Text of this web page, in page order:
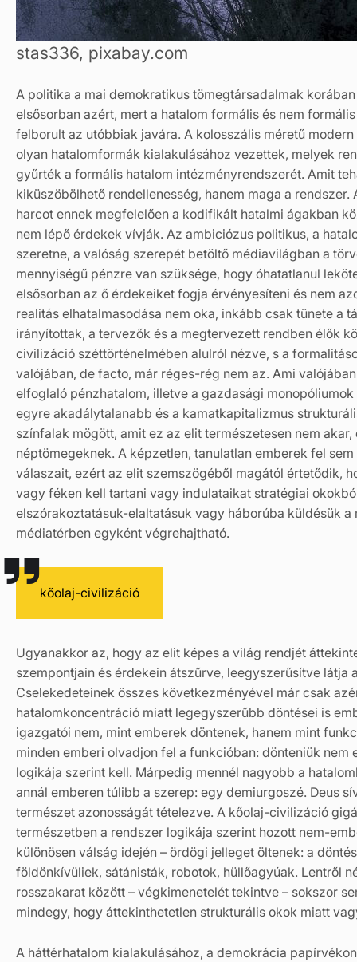
stas336, pixabay.com
A politika a mai demokratikus tömegtársadalmak
elsősorban azért, mert a hatalom formális és nem
felborult az utóbbiak javára. A kolosszális méretű
olyan hatalomformák kialakulásához vezettek, melyek
gyűrték a formális hatalom intézményrendszerét. Amit
kiküszöbölhető rendellenesség, hanem maga a
harcot ennek megfelelően a kodifikált hatalmi ágakban
nem lépő érdekek vívják. Az ambiciózus politikus, a
szeretne, a valóság szerepét betöltő médiavilágban a
mennyiségű pénzre van szüksége, hogy óhatatlanul
elsősorban az ő érdekeiket fogja érvényesíteni és nem
realitás elhatalmasodása nem oka, inkább csak tünete a
irányítottak, a tervezők és a megtervezett rendben élők
civilizáció széttörténelmében alulról nézve, s a
valójában, de facto, már réges-rég nem az. Ami
elfoglaló pénzhatalom, illetve a gazdasági
egyre akadálytalanabb és a kamatkapitalizmus
színfalak mögött, amit ez az elit természetesen nem
néptömegeknek. A képzetlen, tanulatlan emberek fel
válaszait, ezért az elit szemszögéből magától értetődik,
vagy féken kell tartani vagy indulataikat stratégiai
elszórakoztatásuk-elaltatásuk vagy háborúba küldésük
médiatérben egyként végrehajtható.
kőolaj-civilizáció
Ugyanakkor az, hogy az elit képes a világ rendjét
szempontjain és érdekein átszűrve, leegyszerűsítve
Cselekedeteinek összes következményével már csak
hatalomkoncentráció miatt legegyszerűbb döntései is
igazgatói nem, mint emberek döntenek, hanem mint
minden emberi olvadjon fel a funkcióban: dönteniük
logikája szerint kell. Márpedig mennél nagyobb a
annál emberen túlibb a szerep: egy demiurgoszé. Deus
természet azonosságát tételezve. A kőolaj-civilizáció
természetben a rendszer logikája szerint hozott nem-
különösen válság idején – ördögi jelleget öltenek: a
földönkívüliek, sátánisták, robotok, hüllőagyúak. Lentről
rosszakarat között – végkimenetelét tekintve – sokszor
mindegy, hogy áttekinthetetlen strukturális okok miatt
A háttérhatalom kialakulásához, a demokrácia